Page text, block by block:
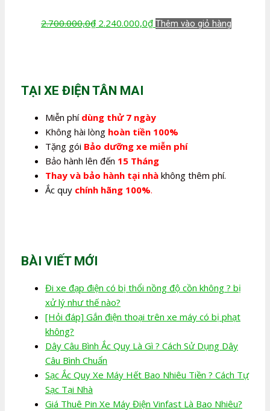
2.700.000,0₫ Giá
2.240.000,0₫Giá
Thêm vào giỏ hàng
TẠI XE ĐIỆN TÂN MAI
Miễn phí dùng thử 7 ngày
Không hài lòng hoàn tiền 100%
Tặng gói Bảo dưỡng xe miễn phí
Bảo hành lên đến 15 Tháng
Thay và bảo hành tại nhà không thêm phí.
Ắc quy chính hãng 100%.
BÀI VIẾT MỚI
Đi xe đạp điện có bị thổi nồng độ cồn không ? bị
xử lý như thế nào?
[Hỏi đáp] Gắn điện thoại trên xe máy có bị phạt
không?
Dây Câu Bình Ắc Quy Là Gì ? Cách Sử Dụng Dây
Câu Bình Chuẩn
Sạc Ắc Quy Xe Máy Hết Bao Nhiêu Tiền ? Cách Tự
Sạc Tại Nhà
Giá Thuê Pin Xe Máy Điện Vinfast Là Bao Nhiêu?